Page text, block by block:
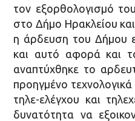
τον εξορθολογισμό
στο Δήμο Ηρακλείου
η άρδευση του Δήμου
και αυτό αφορά και
αναπτύχθηκε το
προηγμένο
τηλε-ελέγχου και
δυνατότητα να